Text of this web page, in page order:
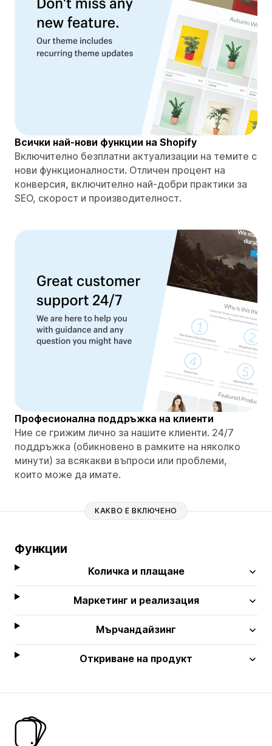
Всички най-нови функции на Shopify
Включително безплатни актуализации на темите с
нови функционалности. Отличен процент на
конверсия, включително най-добри практики за
SEO, скорост и производителност.
Професионална поддръжка на клиенти
Ние се грижим лично за нашите клиенти. 24/7
поддръжка (обикновено в рамките на няколко
минути) за всякакви въпроси или проблеми,
които може да имате.
КАКВО Е ВКЛЮЧЕНО
Функции
Количка и плащане
Маркетинг и реализация
Мърчандайзинг
Откриване на продукт